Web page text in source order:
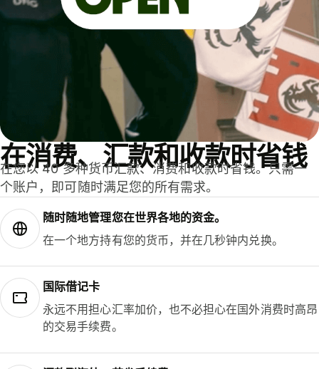
在消费、汇款和收款时省钱
在您以 40 多种货币汇款、消费和收款时省钱。只需一
个账户，即可随时满足您的所有需求。
随时随地管理您在世界各地的资金。
在一个地方持有您的货币，并在几秒钟内兑换。
国际借记卡
永远不用担心汇率加价，也不必担心在国外消费时高昂
的交易手续费。